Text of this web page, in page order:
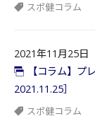
スポ健コラム
2021年11月25日
【コラム】プ
2021.11.25］
スポ健コラム